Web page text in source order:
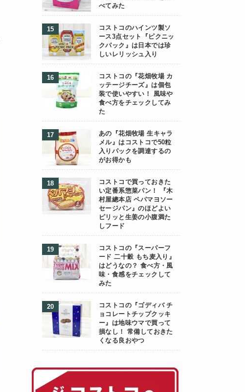
べてみた
コストコのハインツ製ソ
ース3点セット『ピクニッ
クパック』は日本では珍
しいレリッシュ入り
コストコの『花畑牧場 カ
ッテージチーズ』は個包
装で使いやすい！ 風味や
食べ方をチェックしてみ
た
あの『花畑牧場 生キャラ
メル』はコストコで50粒
入りパックを調達するの
がお得かも
コストコで買っておきた
い定番系惣菜パン！ 『木
村屋總本店 ペパマヨソー
セージパン』のほどよい
ピリッと生姜の小腹満た
しフード
コストコの『スーパーフ
ード 二十穀 もち麦入り』
はどうなの？ 食べ方・風
味・食感をチェックして
みた
コストコの『ゴディバ チ
ョコレートチップクッキ
ー』は地味ウマで買って
損なし！ 常備しておきた
くなる良おやつ